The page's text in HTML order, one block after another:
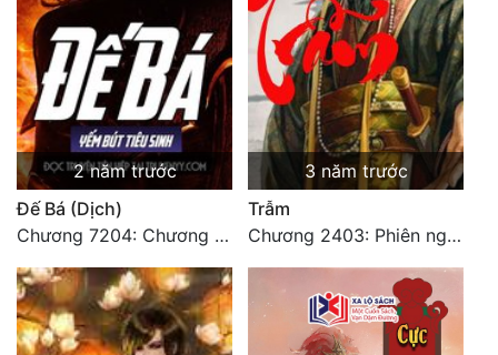
Xuyên Không
Xuyên Nhanh
Xuyên Sách
Xuyên Thư
Điền Văn
Đông Phương
Đông Phương Huyền Huyễn
2 năm trước
Đế Bá (Dịch)
Chương 7204: Chương 7204
3 năm trước
Trẫm
Chương 2403: Phiên ngoại (10c)